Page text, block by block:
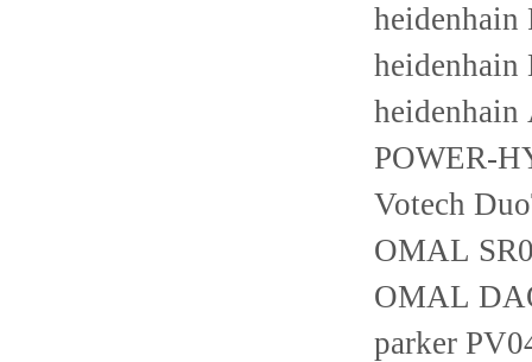
POWER-
Votech
OMAL
OMAL
parker